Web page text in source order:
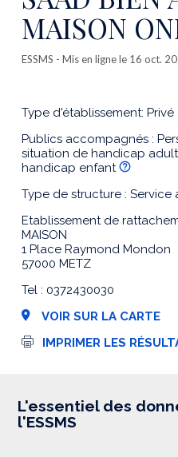
MAISON
ESSMS - Mis en ligne le 16 oct.
Type d'établissement:
Publics accompagnés :
situation de handicap
handicap enfant
Type de structure : Service
Etablissement de
MAISON
1 Place Raymond Mondon
57000 METZ
Tel : 0372430030
VOIR SUR LA CARTE
I
s
i
IMPRIMER LES
L'essentiel des
l'ESSMS